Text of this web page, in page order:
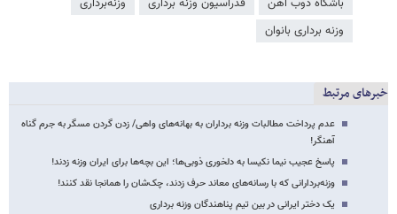
وزنه برداری بانوان
خبرهای مرتبط
عدم پرداخت مطالبات وزنه برداران به بهانه‌های واهی/ زدن گردن مسگر به جرم گناه
آهنگر!
پاسخ عجیب نیما نکیسا به دلخوری ذوبی‌ها؛ این بچه‌ها برای ایران وزنه زدند!
وزنه‌بردارانی که با رسانه‌های معاند حرف زدند، چک‌شان را همانجا نقد کنند!
یک دختر ایرانی در بین تیم پناهندگان وزنه برداری